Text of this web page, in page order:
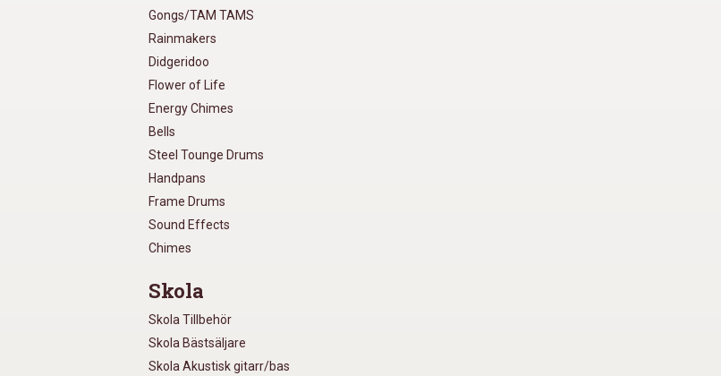
Gongs/TAM TAMS
Rainmakers
Didgeridoo
Flower of Life
Energy Chimes
Bells
Steel Tounge Drums
Handpans
Frame Drums
Sound Effects
Chimes
Skola
Skola Tillbehör
Skola Bästsäljare
Skola Akustisk gitarr/bas